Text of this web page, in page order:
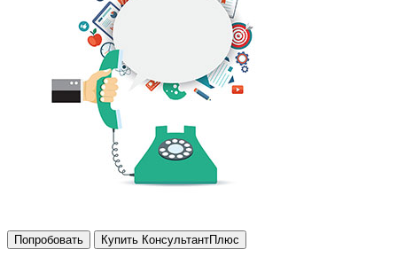
Попробовать Купить КонсультантПлюс